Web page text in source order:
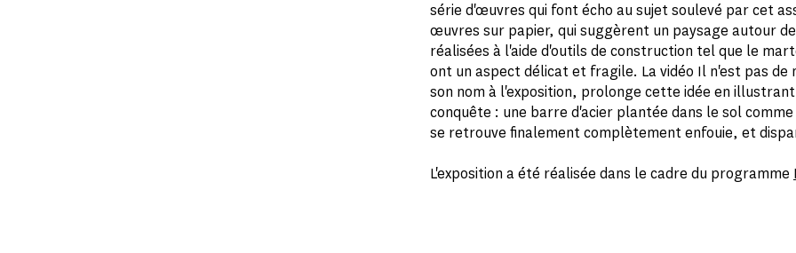
série d'œuvres qui font écho au sujet soulevé par cet
œuvres sur papier, qui suggèrent un paysage autour
réalisées à l'aide d'outils de construction tel que le
ont un aspect délicat et fragile. La vidéo Il n'est pas de
son nom à l'exposition, prolonge cette idée en
conquête : une barre d'acier plantée dans le sol
se retrouve finalement complètement enfouie, et
L'exposition a été réalisée dans le cadre du programme